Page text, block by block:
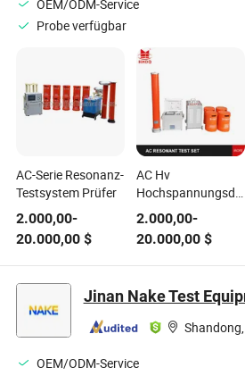
OEM/ODM-Service
Probe verfügbar
AC-Serie Resonanz-
Testsystem Prüfer
2.000,00-
20.000,00 $
AC Hv
mit variabler
Frequenz
Resonanzprüfgerät
System
Tester für Gis,
Kabel,
Transformator
2.000,00-
20.000,00$
Jinan Nake Test
OEM/ODM-Service